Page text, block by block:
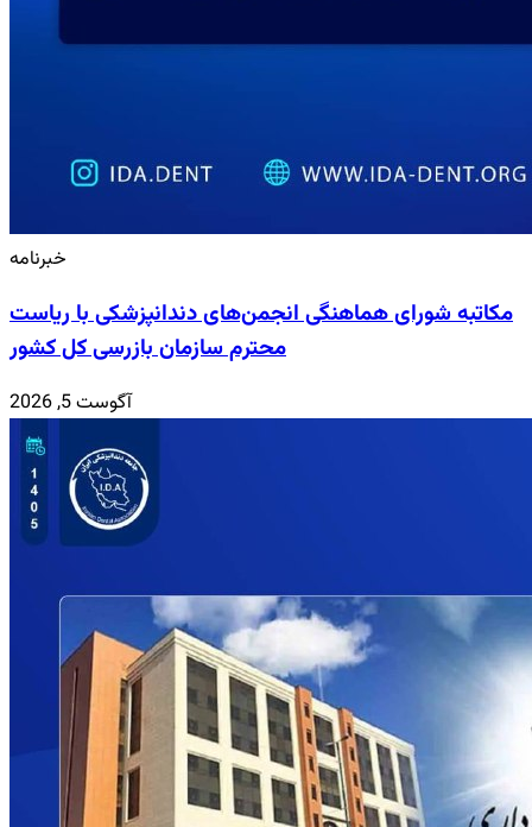
خبرنامه
مکاتبه شورای هماهنگی انجمن‌های دندانپزشکی با ریاست
محترم سازمان بازرسی کل کشور
آگوست 5, 2026